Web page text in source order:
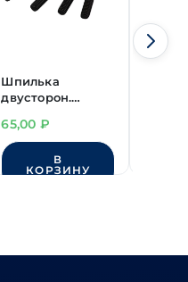
Шпилька
двусторон.
М8(мелк.шаг1.0)/
М8х75(23/17) мм
без покрытия
65,00 ₽
В
КОРЗИНУ